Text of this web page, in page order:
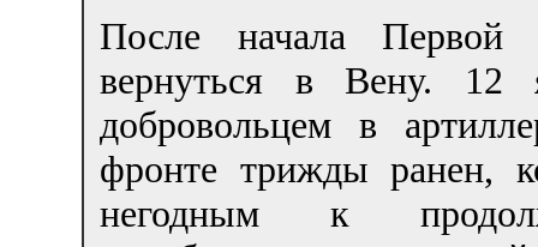
После начала Первой
вернуться в Вену. 12
добровольцем в
фронте трижды ранен,
негодным к